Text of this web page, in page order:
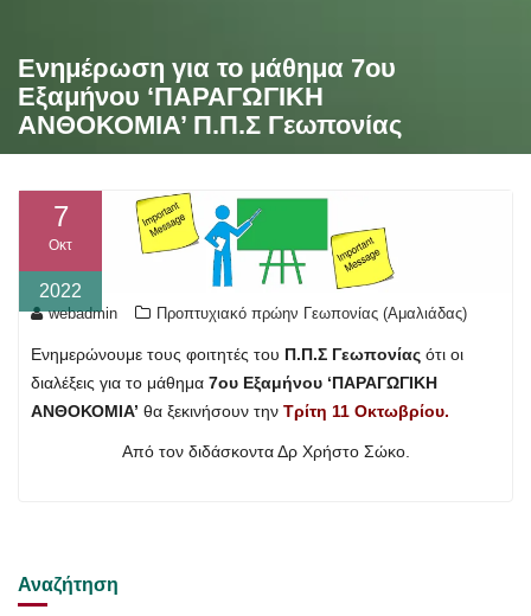
Ενημέρωση για το μάθημα 7ου
Εξαμήνου ‘ΠΑΡΑΓΩΓΙΚΗ
ΑΝΘΟΚΟΜΙΑ’ Π.Π.Σ Γεωπονίας
7
Οκτ
2022
webadmin Προπτυχιακό πρώην Γεωπονίας (Αμαλιάδας)
Ενημερώνουμε τους φοιτητές του Π.Π.Σ Γεωπονίας ότι οι
διαλέξεις για το μάθημα 7ου Εξαμήνου ‘ΠΑΡΑΓΩΓΙΚΗ
ΑΝΘΟΚΟΜΙΑ’ θα ξεκινήσουν την Τρίτη 11 Οκτωβρίου.
Από τον διδάσκοντα Δρ Χρήστο Σώκο.
Αναζήτηση